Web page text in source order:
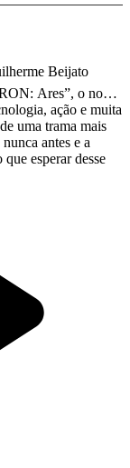
Ares”, o novo
ação e muita
uma trama mais
antes e a
esperar desse